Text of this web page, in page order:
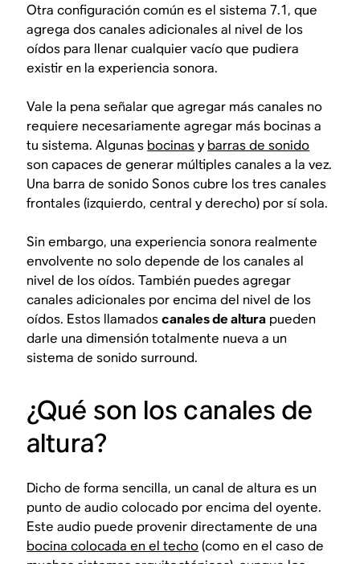
Otra configuración común es el sistema 7.1, que
agrega dos canales adicionales al nivel de los
oídos para llenar cualquier vacío que pudiera
existir en la experiencia sonora.
Vale la pena señalar que agregar más canales no
requiere necesariamente agregar más bocinas a
tu sistema. Algunas bocinasy barras de sonido
son capaces de generar múltiples canales a la vez.
Una barra de sonido Sonos cubre los tres canales
frontales (izquierdo, central y derecho) por sí sola.
Sin embargo, una experiencia sonora realmente
envolvente no solo depende de los canales al
nivel de los oídos. También puedes agregar
canales adicionales por encima del nivel de los
oídos. Estos llamadoscanales de altura pueden
darle una dimensión totalmente nueva a un
sistema de sonido surround.
¿Qué son los canales de
altura?
Dicho de forma sencilla, un canal de altura es un
punto de audio colocado por encima del oyente.
Este audio puede provenir directamente de una
bocina colocada en el techo(como en el caso de